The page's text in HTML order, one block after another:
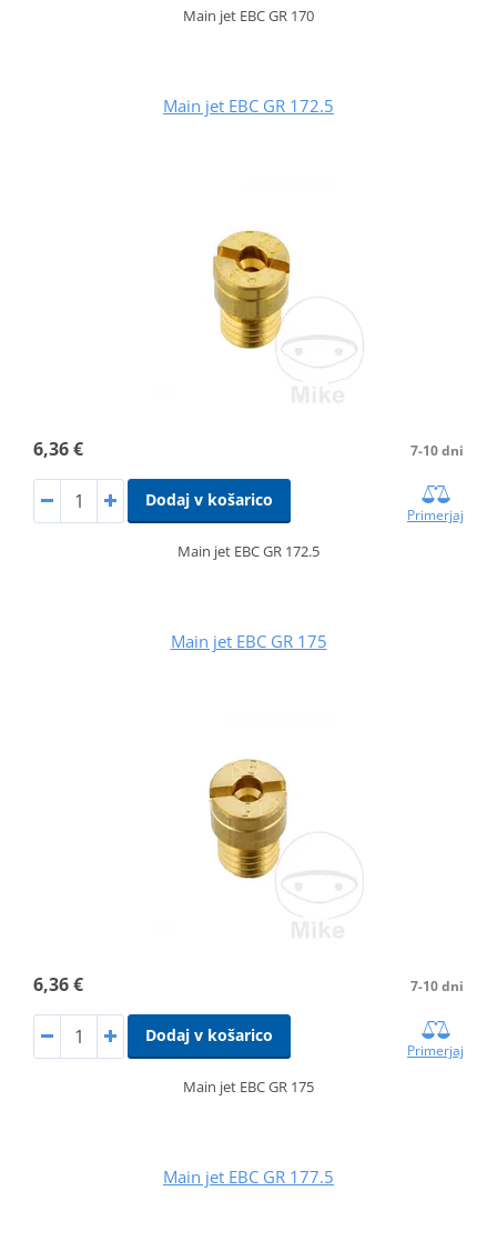
Main jet EBC GR 170
Main jet EBC GR 172.5
6,36 € 7-10 dni
Dodaj v košarico
Primerjaj
Main jet EBC GR 172.5
Main jet EBC GR 175
6,36 € 7-10 dni
Dodaj v košarico
Primerjaj
Main jet EBC GR 175
Main jet EBC GR 177.5